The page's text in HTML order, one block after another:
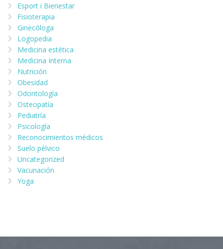
Esport i Bienestar
Fisioterapia
Ginecóloga
Logopedia
Medicina estética
Medicina Interna
Nutrición
Obesidad
Odontología
Osteopatía
Pediatría
Psicología
Reconocimientos médicos
Suelo pélvico
Uncategorized
Vacunación
Yoga